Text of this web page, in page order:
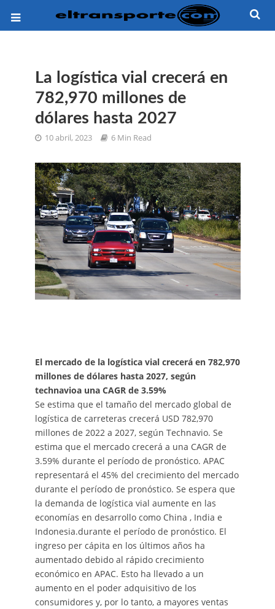
La logística vial crecerá en
782,970 millones de
dólares hasta 2027
10 abril, 2023 6 Min Read
El mercado de la logística vial crecerá en 782,970
millones de dólares hasta 2027, según
technavioa una CAGR de 3.59%
Se estima que el tamaño del mercado global de
logística de carreteras crecerá USD 782,970
millones de 2022 a 2027, según Technavio. Se
estima que el mercado crecerá a una CAGR de
3.59% durante el período de pronóstico. APAC
representará el 45% del crecimiento del mercado
durante el período de pronóstico. Se espera que
la demanda de logística vial aumente en las
economías en desarrollo como China , India e
Indonesia.durante el período de pronóstico. El
ingreso per cápita en los últimos años ha
aumentado debido al rápido crecimiento
económico en APAC. Esto ha llevado a un
aumento en el poder adquisitivo de los
consumidores y, por lo tanto, a mayores ventas